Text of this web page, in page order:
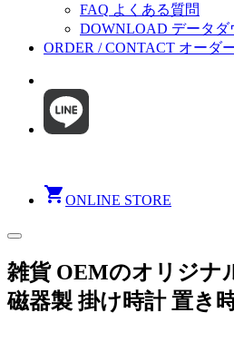
FAQ よくある質問
DOWNLOAD データダ
ORDER / CONTACT オーダ
shopping_cartONLINE STORE
雑貨 OEMのオリジナ
磁器製 掛け時計 置き